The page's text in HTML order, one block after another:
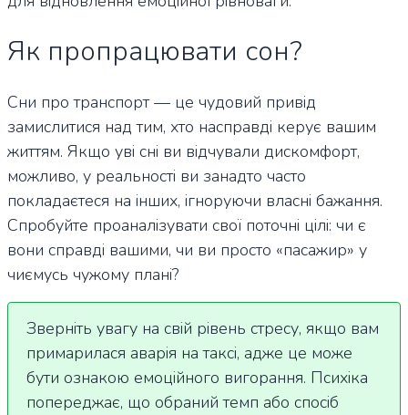
Як пропрацювати сон?
Сни про транспорт — це чудовий привід
замислитися над тим, хто насправді керує вашим
життям. Якщо уві сні ви відчували дискомфорт,
можливо, у реальності ви занадто часто
покладаєтеся на інших, ігноруючи власні бажання.
Спробуйте проаналізувати свої поточні цілі: чи є
вони справді вашими, чи ви просто «пасажир» у
чиємусь чужому плані?
Зверніть увагу на свій рівень стресу, якщо вам
примарилася аварія на таксі, адже це може
бути ознакою емоційного вигорання. Психіка
попереджає, що обраний темп або спосіб